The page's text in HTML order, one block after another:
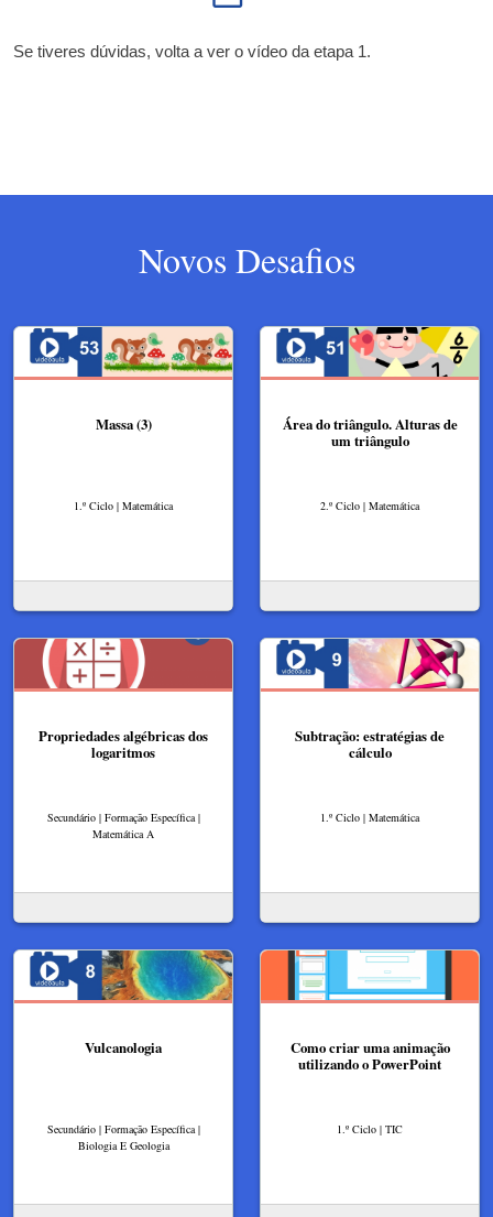
Se tiveres dúvidas, volta a ver o vídeo da etapa 1.
Novos Desafios
Massa (3)
1.º Ciclo | Matemática
Área do triângulo. Alturas de
um triângulo
2.º Ciclo | Matemática
Propriedades algébricas dos
logaritmos
Secundário | Formação Específica |
Matemática A
Subtração: estratégias de
cálculo
1.º Ciclo | Matemática
Vulcanologia
Secundário | Formação Específica |
Biologia E Geologia
Como criar uma animação
utilizando o PowerPoint
1.º Ciclo | TIC